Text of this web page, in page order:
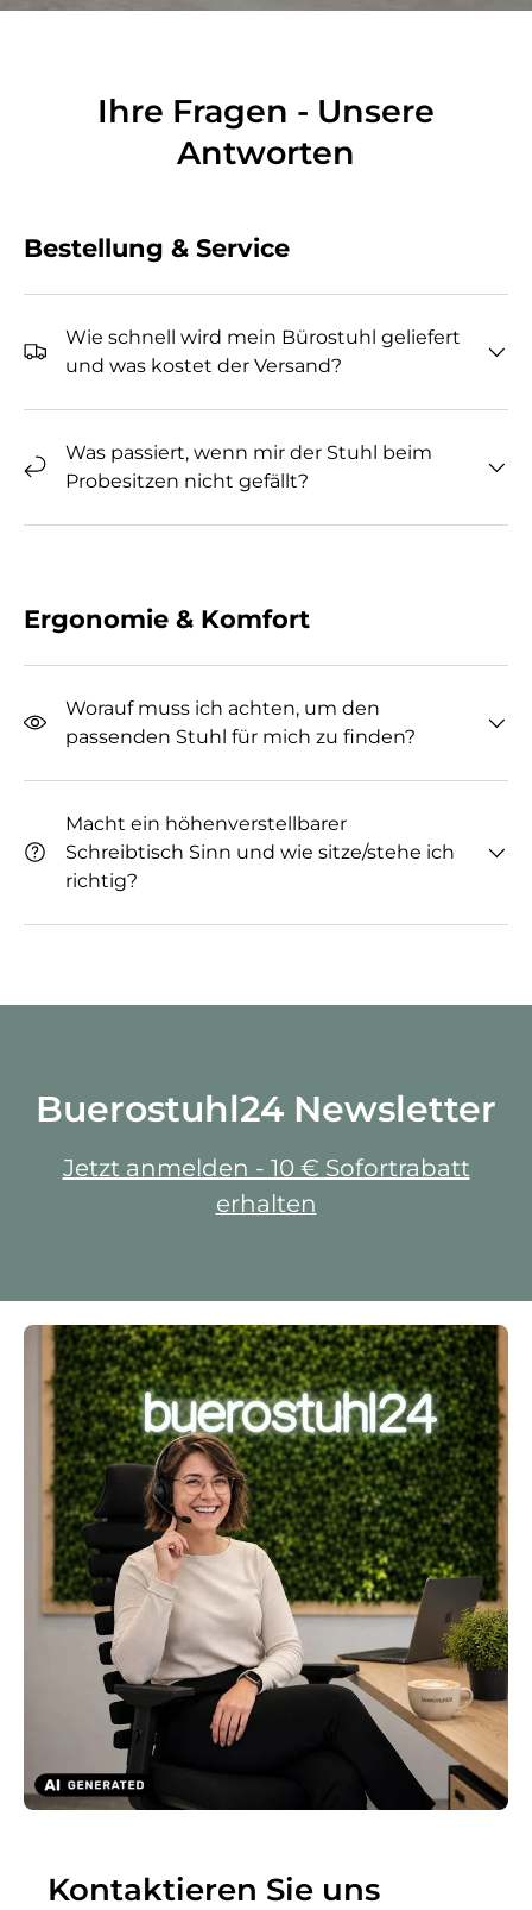
Ihre Fragen - Unsere
Antworten
Bestellung & Service
Wie schnell wird mein Bürostuhl geliefert
und was kostet der Versand?
Was passiert, wenn mir der Stuhl beim
Probesitzen nicht gefällt?
Ergonomie & Komfort
Worauf muss ich achten, um den
passenden Stuhl für mich zu finden?
Macht ein höhenverstellbarer
Schreibtisch Sinn und wie sitze/stehe ich
richtig?
Buerostuhl24 Newsletter
Jetzt anmelden - 10 € Sofortrabatt
erhalten
Kontaktieren Sie uns